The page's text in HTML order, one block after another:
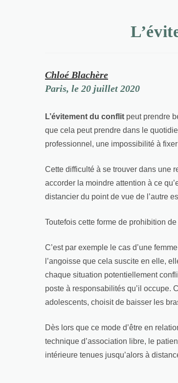
Chloé Blachère
Paris, le 20 juillet 2020
L’évitement du conflit peut prendre
que cela peut prendre dans le
professionnel, une impossibilité à
Cette difficulté à se trouver dans une
accorder la moindre attention à ce
distancier du point de vue de l’autre
Toutefois cette forme de prohibition
C’est par exemple le cas d’une
l’angoisse que cela suscite en elle,
chaque situation potentiellement
poste à responsabilités qu’il occupe.
adolescents, choisit de baisser les
Dès lors que ce mode d’être en
technique d’association libre, le
intérieure tenues jusqu’alors à